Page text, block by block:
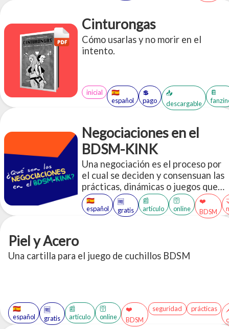
Cinturongas
Cómo usarlas y no morir en el
intento.
inicial
🇪🇸
español
💲
pago
📥
descargable
📔
Negociaciones en el
BDSM-KINK
Una negociación es el proceso por
el cual se deciden y consensuan las
prácticas, dinámicas o juegos que
dos o más personas van a realizar
dentro de un contexto BDSM.
🇪🇸
español
🆓
gratis
📰
artículo
🛜
online
❤️
BDSM
Piel y Acero
Una cartilla para el juego de cuchillos BDSM
🇪🇸
español
🆓
gratis
📰
artículo
🛜
online
❤️
BDSM
seguridad prácticas